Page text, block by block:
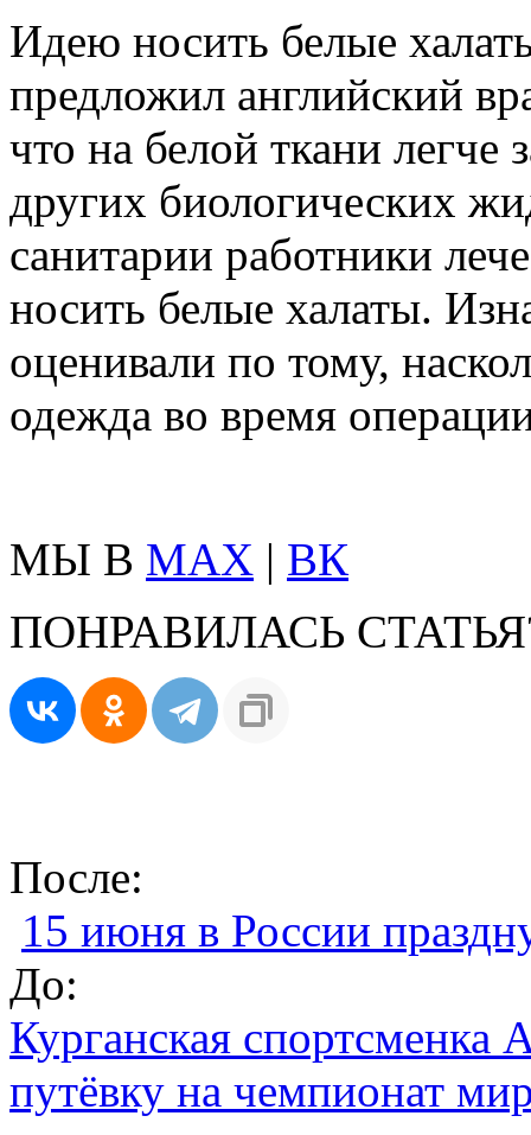
Идею носить белые
предложил английский
что на белой ткани легче
других биологических
санитарии работники
носить белые халаты.
оценивали по тому,
одежда во время
МЫ В MAX | ВК
ПОНРАВИЛАСЬ
После:
15 июня в России
До:
Курганская спортсменка
путёвку на чемпионат